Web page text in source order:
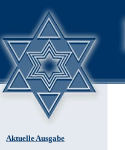
Aktuelle Ausgabe